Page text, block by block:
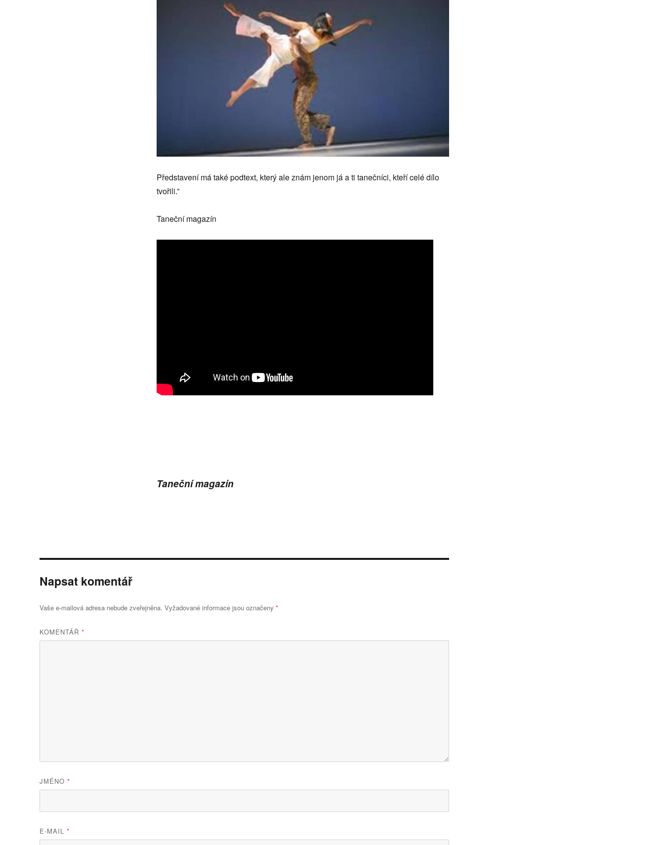
Představení má také podtext, který ale znám jenom já a ti tanečníci, kteří celé dílo
tvořili.”
Taneční magazín
Taneční magazín
Napsat komentář
Vaše e-mailová adresa nebude zveřejněna. Vyžadované informace jsou označeny*
KOMENTÁŘ*
JMÉNO*
E-MAIL*